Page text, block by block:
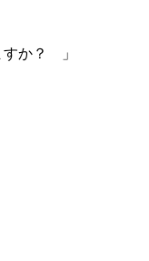
すか？ 」